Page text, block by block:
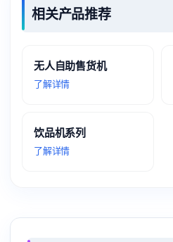
相关产品推荐
无人自助售货机
了解详情
饮品机系列
了解详情